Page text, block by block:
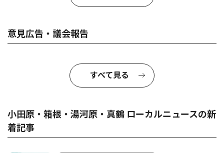
意見広告・議会報告
すべて見る
小田原・箱根・湯河原・真鶴 ローカルニュースの新
着記事